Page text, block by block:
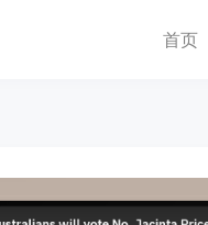
首页